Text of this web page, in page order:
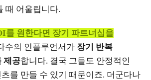
때 어울립니다.
를 원한다면 장기 파트너십을
수의 인플루언서가 장기 반복
제공합니다. 결국 그들도 안정적인
를 만들 수 있기 때문이죠. 더군다나